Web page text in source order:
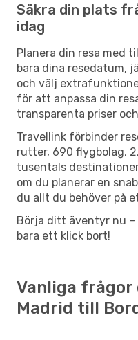
Säkra din plats
idag
Planera din resa med
bara dina resedatum,
och välj
för att anpassa din
transparenta priser
Travellink förbinder
rutter, 690 flygbolag,
tusentals
om du planerar en
du allt du behöver på
Börja ditt äventyr nu
bara ett klick bort!
Vanliga
Madrid till